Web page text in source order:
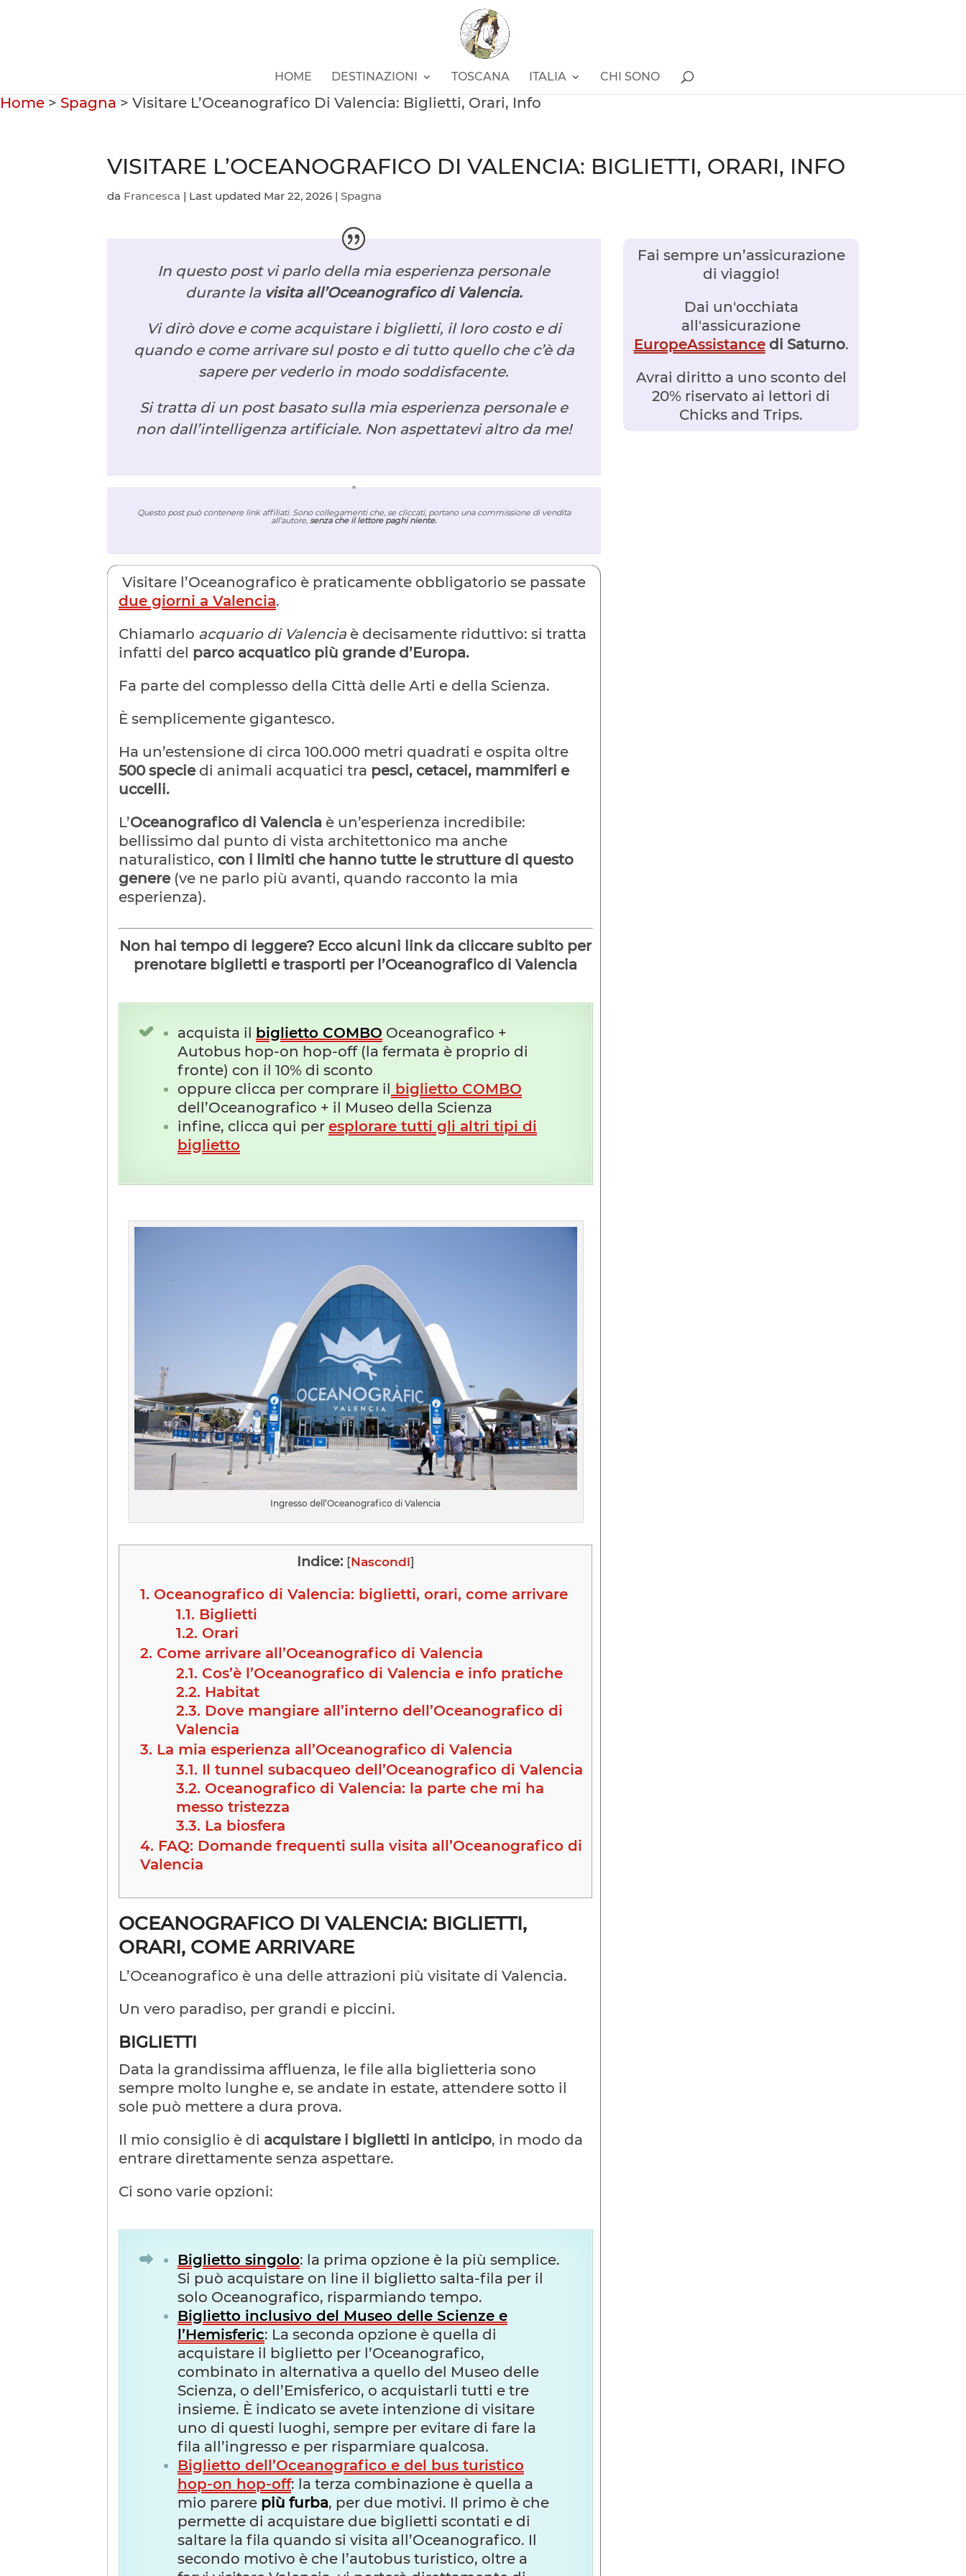
HOME DESTINAZIONI TOSCANA ITALIA CHI SONO
Home > Spagna > Visitare L’Oceanografico Di Valencia: Biglietti, Orari, Info
VISITARE L’OCEANOGRAFICO DI VALENCIA: BIGLIETTI, ORARI, INFO
da Francesca | Last updated Mar 22, 2026 | Spagna
In questo post vi parlo della mia esperienza personale
durante la visita all’Oceanografico di Valencia.
Vi dirò dove e come acquistare i biglietti, il loro costo e di
quando e come arrivare sul posto e di tutto quello che c’è da
sapere per vederlo in modo soddisfacente.
Si tratta di un post basato sulla mia esperienza personale e
non dall’intelligenza artificiale. Non aspettatevi altro da me!
Questo post può contenere link affiliati. Sono collegamenti che, se cliccati, portano una commissione di vendita
all’autore,senza che il lettore paghi niente.
Visitare l’Oceanografico è praticamente obbligatorio se passate
due giorni a Valencia.
Chiamarlo acquario di Valencia è decisamente riduttivo: si tratta
infatti del parco acquatico più grande d’Europa.
Fa parte del complesso della Città delle Arti e della Scienza.
È semplicemente gigantesco.
Ha un’estensione di circa 100.000 metri quadrati e ospita oltre
500 speciedi animali acquatici tra pesci, cetacei, mammiferi e
uccelli.
L’Oceanografico di Valencia è un’esperienza incredibile:
bellissimo dal punto di vista architettonico ma anche
naturalistico, con i limiti che hanno tutte le strutture di questo
genere(ve ne parlo più avanti, quando racconto la mia
esperienza).
Non hai tempo di leggere? Ecco alcuni link da cliccare subito per
prenotare biglietti e trasporti per l’Oceanografico di Valencia
acquista il biglietto COMBO Oceanografico +
Autobus hop-on hop-off (la fermata è proprio di
fronte) con il 10% di sconto
oppure clicca per comprare il biglietto COMBO
dell’Oceanografico + il Museo della Scienza
infine, clicca qui per esplorare tutti gli altri tipi di
biglietto
Ingresso dell’Oceanografico di Valencia
Indice: [Nascondi]
1. Oceanografico di Valencia: biglietti, orari, come arrivare
1.1. Biglietti
1.2. Orari
2. Come arrivare all’Oceanografico di Valencia
2.1. Cos’è l’Oceanografico di Valencia e info pratiche
2.2. Habitat
2.3. Dove mangiare all’interno dell’Oceanografico di
Valencia
3. La mia esperienza all’Oceanografico di Valencia
3.1. Il tunnel subacqueo dell’Oceanografico di Valencia
3.2. Oceanografico di Valencia: la parte che mi ha
messo tristezza
3.3. La biosfera
4. FAQ: Domande frequenti sulla visita all’Oceanografico di
Valencia
OCEANOGRAFICO DI VALENCIA: BIGLIETTI,
ORARI, COME ARRIVARE
L’Oceanografico è una delle attrazioni più visitate di Valencia.
Un vero paradiso, per grandi e piccini.
BIGLIETTI
Data la grandissima affluenza, le file alla biglietteria sono
sempre molto lunghe e, se andate in estate, attendere sotto il
sole può mettere a dura prova.
Il mio consiglio è di acquistare i biglietti in anticipo, in modo da
entrare direttamente senza aspettare.
Ci sono varie opzioni:
Biglietto singolo: la prima opzione è la più semplice.
Si può acquistare on line il biglietto salta-fila per il
solo Oceanografico, risparmiando tempo.
Biglietto inclusivo del Museo delle Scienze e
l’Hemisferic: La seconda opzione è quella di
acquistare il biglietto per l’Oceanografico,
combinato in alternativa a quello del Museo delle
Scienza, o dell’Emisferico, o acquistarli tutti e tre
insieme. È indicato se avete intenzione di visitare
uno di questi luoghi, sempre per evitare di fare la
fila all’ingresso e per risparmiare qualcosa.
Biglietto dell’Oceanografico e del bus turistico
hop-on hop-off: la terza combinazione è quella a
mio parere più furba, per due motivi. Il primo è che
permette di acquistare due biglietti scontati e di
saltare la fila quando si visita all’Oceanografico. Il
secondo motivo è che l’autobus turistico, oltre a
Fai sempre un’assicurazione
di viaggio!
Dai un'occhiata
all'assicurazione
EuropeAssistancedi Saturno.
Avrai diritto a uno sconto del
20% riservato ai lettori di
Chicks and Trips.